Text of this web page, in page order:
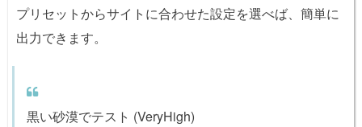
プリセットからサイトに合わせた設定を選べば、簡単に
出力できます。
黒い砂漠でテスト (VeryHigh)